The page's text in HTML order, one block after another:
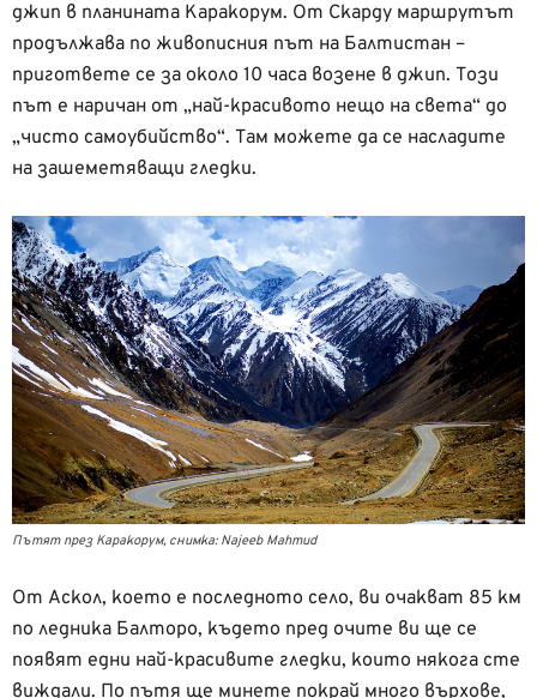
джип в планината Каракорум. От Скарду маршрутът
продължава по живописния път на Балтистан –
пригответе се за около 10 часа возене в джип. Този
път е наричан от „най-красивото нещо на света“ до
„чисто самоубийство“. Там можете да се насладите
на зашеметяващи гледки.
Пътят през Каракорум, снимка: Najeeb Mahmud
От Аскол, което е последното село, ви очакват 85 км
по ледника Балторо, където пред очите ви ще се
появят едни най-красивите гледки, които някога сте
виждали. По пътя ще минете покрай много върхове,